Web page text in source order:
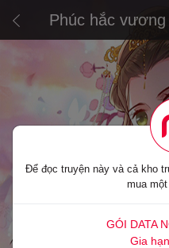
Phúc hắc
Để đọc truyện này và cả kho
mua
GÓI DATA
Gia